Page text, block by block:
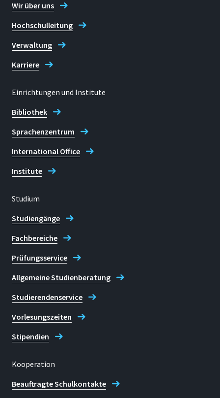
Wir über uns
Hochschulleitung
Verwaltung
Karriere
Einrichtungen und Institute
Bibliothek
Sprachenzentrum
International Office
Institute
Studium
Studiengänge
Fachbereiche
Prüfungsservice
Allgemeine Studienberatung
Studierendenservice
Vorlesungszeiten
Stipendien
Kooperation
Beauftragte Schulkontakte